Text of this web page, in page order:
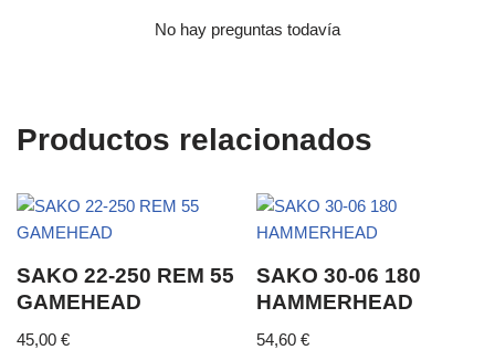
No hay preguntas todavía
Productos relacionados
SAKO 22-250 REM 55
GAMEHEAD
45,00 €
SAKO 30-06 180
HAMMERHEAD
54,60€